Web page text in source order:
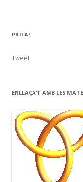
PIULA!
Tweet
ENLLAÇA’T AMB LES